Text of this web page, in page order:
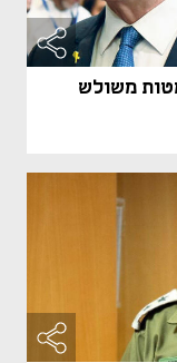
משולש